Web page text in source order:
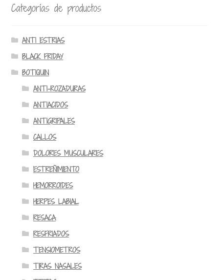
Categorías de productos
ANTI ESTRIAS
BLACK FRIDAY
BOTIQUIN
ANTI-ROZADURAS
ANTIACIDOS
ANTIGRIPALES
CALLOS
DOLORES MUSCULARES
ESTREÑIMIENTO
HEMORROIDES
HERPES LABIAL
RESACA
RESFRIADOS
TENSIOMETROS
TIRAS NASALES